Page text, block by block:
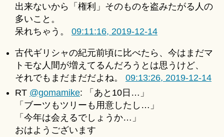
出来ないから「権利」そのものを盗みたがる人の
多いこと。
呆れちゃう。 09:11:16, 2019-12-14
古代ギリシャの紀元前頃に比べたら、今はまだマ
トモな人間が増えてるんだろうとは思うけど、
それでもまだまだだよね。 09:13:26, 2019-12-14
RT @gomamike: 「あと10日…」
「ブーツもツリーも用意したし…」
「今年は会えるでしょうか…」
おはようございます